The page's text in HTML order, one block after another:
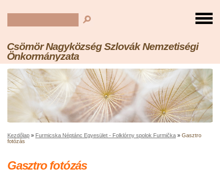
Csömör Nagyközség Szlovák Nemzetiségi
Önkormányzata
Kezdőlap » Furmicska Néptánc Egyesület - Folklórny spolok Furmička » Gasztro
fotózás
Gasztro fotózás